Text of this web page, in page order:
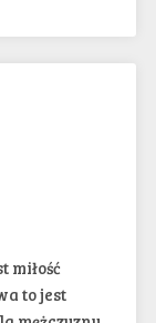
miłość
to jest